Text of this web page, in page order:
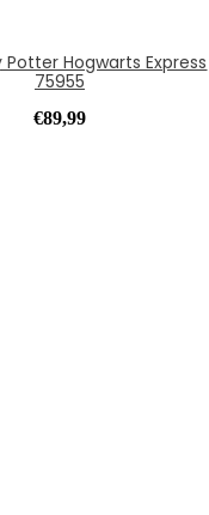
Potter Hogwarts Express
75955
€89,99